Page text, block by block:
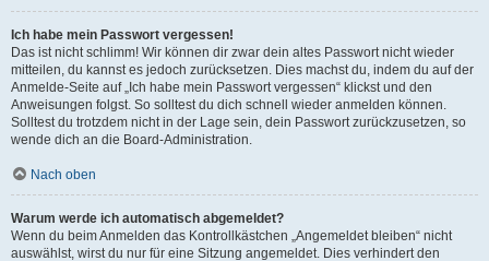
Ich habe mein Passwort vergessen!
Das ist nicht schlimm! Wir können dir zwar dein altes Passwort nicht wieder
mitteilen, du kannst es jedoch zurücksetzen. Dies machst du, indem du auf der
Anmelde-Seite auf „Ich habe mein Passwort vergessen“ klickst und den
Anweisungen folgst. So solltest du dich schnell wieder anmelden können.
Solltest du trotzdem nicht in der Lage sein, dein Passwort zurückzusetzen, so
wende dich an die Board-Administration.
Nach oben
Warum werde ich automatisch abgemeldet?
Wenn du beim Anmelden das Kontrollkästchen „Angemeldet bleiben“ nicht
auswählst, wirst du nur für eine Sitzung angemeldet. Dies verhindert den